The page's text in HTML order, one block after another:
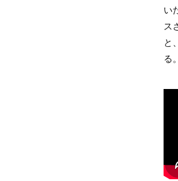
い
ス
と
る。